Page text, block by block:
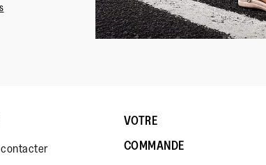
contacter
VOTRE
COMMANDE